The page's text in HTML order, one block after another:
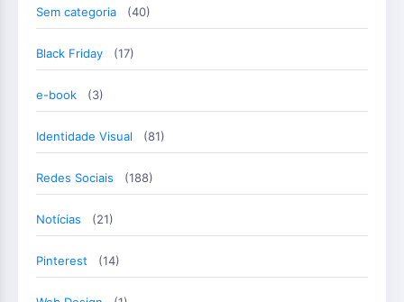
Sem categoria (40)
Black Friday (17)
e-book (3)
Identidade Visual (81)
Redes Sociais (188)
Notícias (21)
Pinterest (14)